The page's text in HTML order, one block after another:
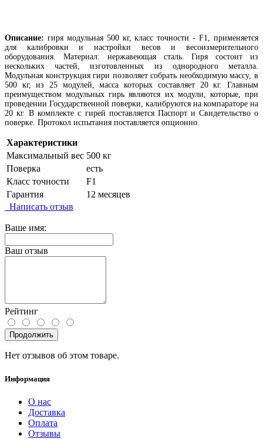
Описание: гиря модульная 500 кг, класс точности - F1, применяется
для калибровки и настройки весов и весоизмерительного
оборудования. Материал: нержавеющая сталь. Гиря состоит из
нескольких частей, изготовленных из однородного металла.
Модульная конструкция гири позволяет собрать необходимую массу, в
500 кг, из 25 модулей, масса которых составляет 20 кг. Главным
преимуществом модульных гирь являются их модули, которые, при
проведении Государственной поверки, калибруются на компараторе на
20 кг. В комплекте с гирей поставляется Паспорт и Свидетельство о
поверке. Протокол испытания поставляется опционно.
Характеристики
Максимальный вес 500 кг
Поверка
есть
Класс точности
F1
Гарантия
12 месяцев
Написать отзыв
Ваше имя:
Ваш отзыв
Рейтинг
Продолжить
Нет отзывов об этом товаре.
Информация
О нас
Доставка
Оплата
Отзывы